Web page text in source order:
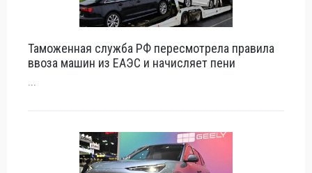
Таможенная служба РФ пересмотрела правила
ввоза машин из ЕАЭС и начисляет пени
...